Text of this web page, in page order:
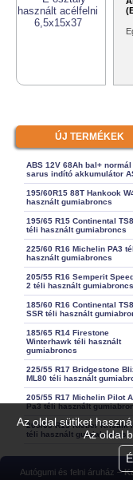
Az oldal sütiket
Az oldal
ÚJ TERMÉKEK
ABS 12V 68Ah bal+ normál
sarus indító akkumulátor
195/60R15 88T Hankook
használt gumiabroncs
195/65 R15 Continental
téli használt gumiabroncs
225/60 R16 Michelin PA3
használt gumiabroncs
205/55 R16 Semperit
2 téli használt gumiabroncs
185/60 R16 Continental
SSR téli használt
185/65 R14 Firestone
Winterhawk téli használt
gumiabroncs
225/55 R17 Bridgestone
ML80 téli használt
205/55 R17 Michelin Pilot
Pa3 téli használt
205/65 R15 Kleber Krisalk
téli használt gumiabroncs
Autógumi és felni áruház –